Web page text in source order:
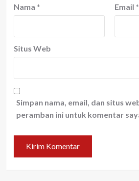
Nama * Email *
Situs Web
Simpan nama, email, dan situs
peramban ini untuk komentar